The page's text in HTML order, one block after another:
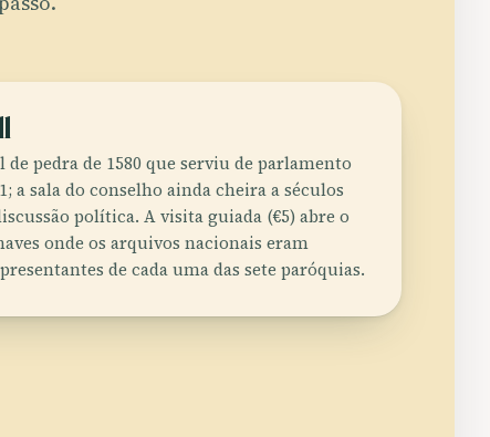
de pedra de 1580 que serviu de parlamento
a sala do conselho ainda cheira a séculos
política. A visita guiada (€5) abre o
onde os arquivos nacionais eram
de cada uma das sete paróquias.